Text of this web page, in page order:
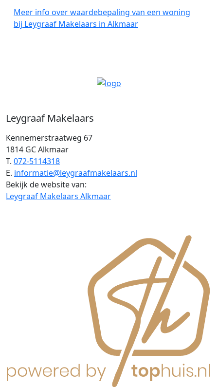
Leygraaf Makelaars
Kennemerstraatweg 67
1814 GC Alkmaar
T. 072-5114318
E. informatie@leygraafmakelaars.nl
Bekijk de website van:
Leygraaf Makelaars Alkmaar
Meer info over waardebepaling van een woning
bij Leygraaf Makelaars in Alkmaar